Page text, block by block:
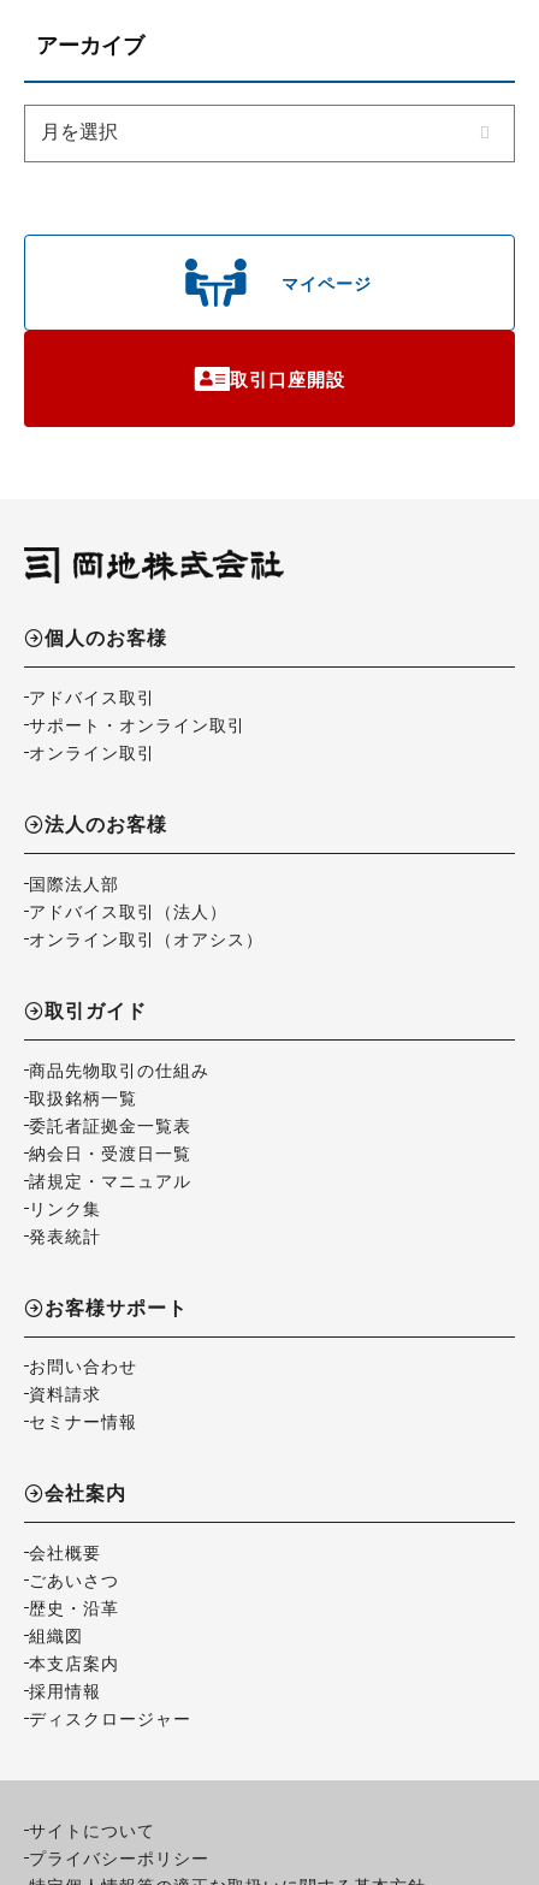
マイページ
取引口座開設
アーカイブ
個人のお客様
アドバイス取引
サポート・オンライン取引
オンライン取引
法人のお客様
国際法人部
アドバイス取引（法人）
オンライン取引（オアシス）
取引ガイド
商品先物取引の仕組み
取扱銘柄一覧
委託者証拠金一覧表
納会日・受渡日一覧
諸規定・マニュアル
リンク集
発表統計
お客様サポート
お問い合わせ
資料請求
セミナー情報
会社案内
会社概要
ごあいさつ
歴史・沿革
組織図
本支店案内
採用情報
ディスクロージャー
サイトについて
プライバシーポリシー